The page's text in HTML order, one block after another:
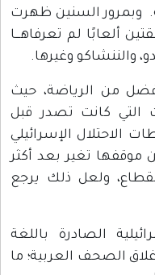
وبمرور السنين ظهرت
ألعابًا لم تعرفاهـــا
والننشاكو وغيرها.
من الرياضة، حيث
التي كانت تصدر قبل
سلطات الاحتلال الإسرائيلي
موقفها تغير بعد أكثر
ولعل ذلك يرجع
الصادرة باللغة
الصحف العربية؛ ما